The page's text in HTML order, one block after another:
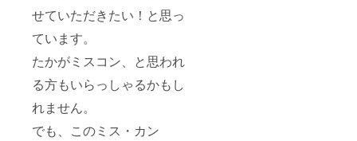
せていただきたい！と思っ
ています。
たかがミスコン、と思われ
る方もいらっしゃるかもし
れません。
でも、このミス・カン